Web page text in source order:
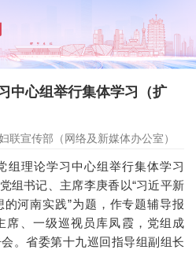
中心组举行集体学习（扩
联宣传部（网络及新媒体办公室）
理论学习中心组举行集体学习
组书记、主席李庚香以“习近平新
河南实践”为题，作专题辅导报
席、一级巡视员库凤霞，党组成
。省委第十九巡回指导组副组长